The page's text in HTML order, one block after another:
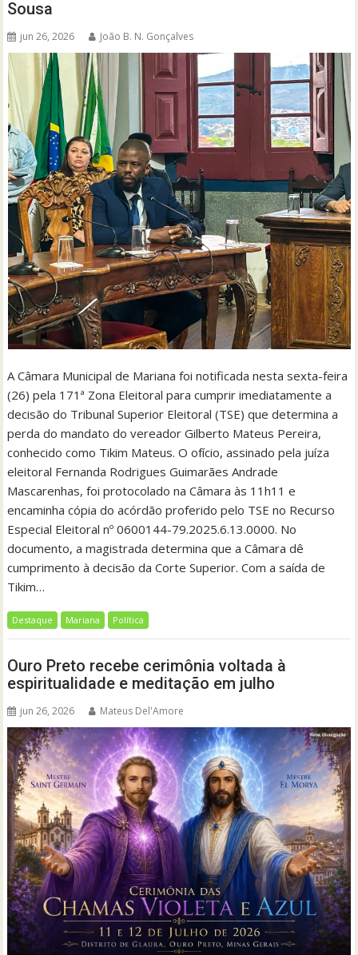
Sousa
jun 26, 2026 João B. N. Gonçalves
A Câmara Municipal de Mariana foi notificada nesta sexta-feira
(26) pela 171ª Zona Eleitoral para cumprir imediatamente a
decisão do Tribunal Superior Eleitoral (TSE) que determina a
perda do mandato do vereador Gilberto Mateus Pereira,
conhecido como Tikim Mateus. O ofício, assinado pela juíza
eleitoral Fernanda Rodrigues Guimarães Andrade
Mascarenhas, foi protocolado na Câmara às 11h11 e
encaminha cópia do acórdão proferido pelo TSE no Recurso
Especial Eleitoral nº 0600144-79.2025.6.13.0000. No
documento, a magistrada determina que a Câmara dê
cumprimento à decisão da Corte Superior. Com a saída de
Tikim…
Destaque Mariana Política
Ouro Preto recebe cerimônia voltada à
espiritualidade e meditação em julho
jun 26, 2026 Mateus Del'Amore